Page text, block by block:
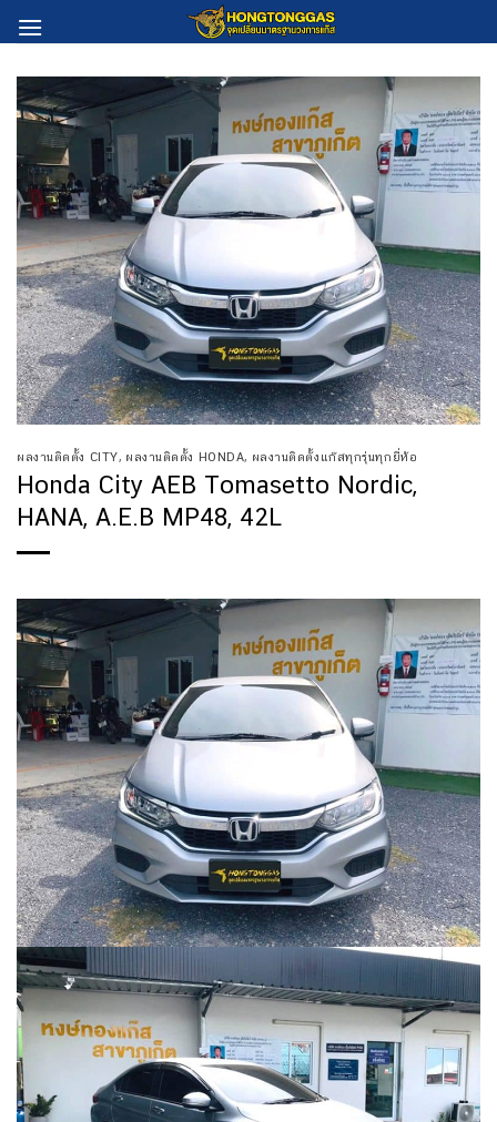
to
ผลงานติดตั้ง CITY, ผลงานติดตั้ง HONDA, ผลงานติดตั้งแก๊สทุกรุ่นทุกยี่ห้อ
Honda City AEB Tomasetto Nordic,
HANA, A.E.B MP48, 42L